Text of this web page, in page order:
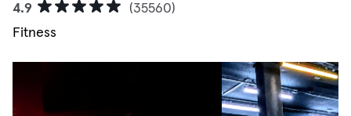
4.9
(35560)
Fitness